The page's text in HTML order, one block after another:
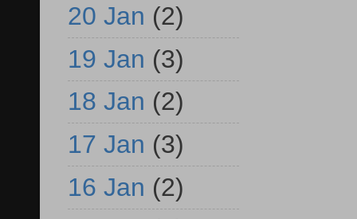
20 Jan (2)
19 Jan (3)
18 Jan (2)
17 Jan (3)
16 Jan (2)